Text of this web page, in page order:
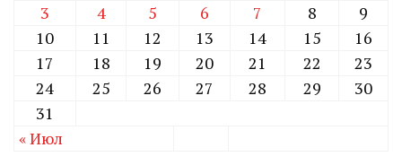
3
4 5 6 7 8
9
10
11 12 13 14 15
16
17
18 19 20 21 22
23
24
25 26 27 28 29
30
31
« Июл